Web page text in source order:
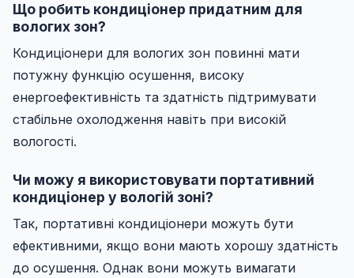
Що робить кондиціонер придатним для
вологих зон?
Кондиціонери для вологих зон повинні мати
потужну функцію осушення, високу
енергоефективність та здатність підтримувати
стабільне охолодження навіть при високій
вологості.
Чи можу я використовувати портативний
кондиціонер у вологій зоні?
Так, портативні кондиціонери можуть бути
ефективними, якщо вони мають хорошу здатність
до осушення. Однак вони можуть вимагати